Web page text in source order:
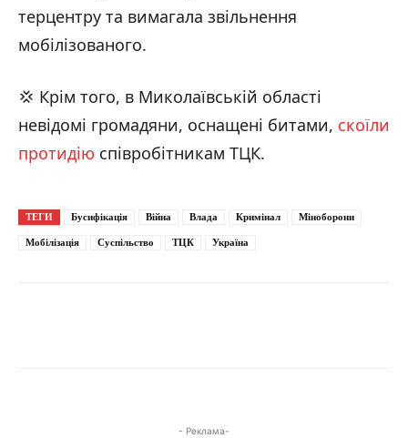
терцентру та вимагала звільнення
мобілізованого.
💢 Крім того, в Миколаївській області
невідомі громадяни, оснащені битами, скоїли
протидію співробітникам ТЦК.
ТЕГИ Бусифікація Війна Влада Кримінал Міноборони
Мобілізація Суспільство ТЦК Україна
- Реклама-